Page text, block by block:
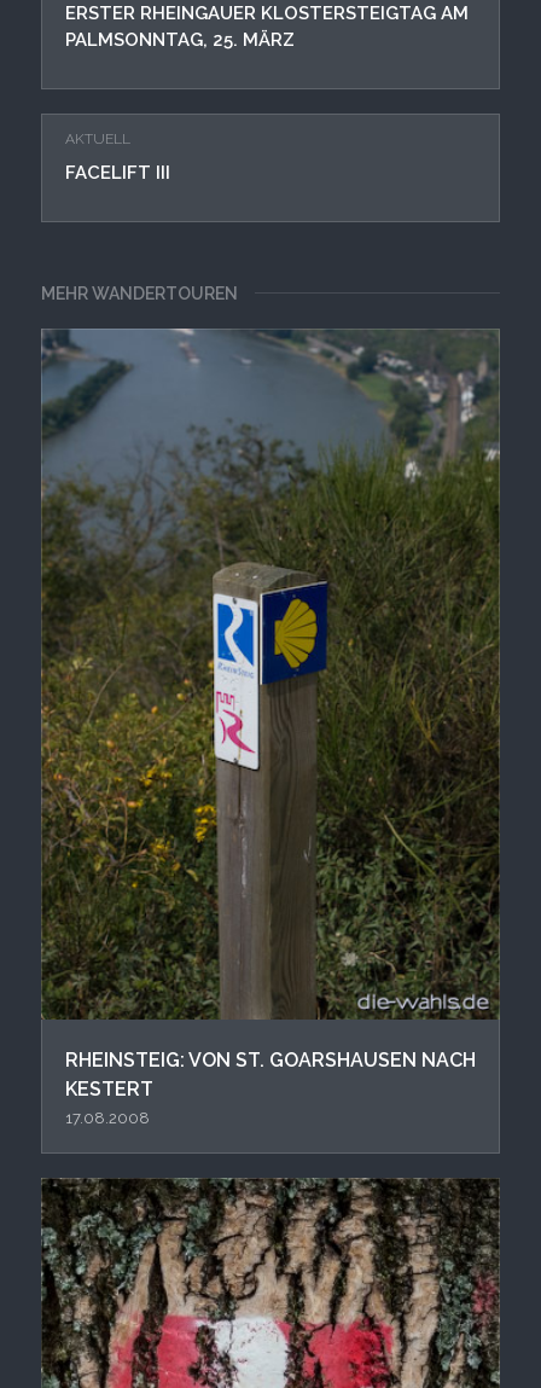
ERSTER RHEINGAUER KLOSTERSTEIGTAG AM
PALMSONNTAG, 25. MÄRZ
AKTUELL
FACELIFT III
MEHR WANDERTOUREN
RHEINSTEIG: VON ST. GOARSHAUSEN NACH
KESTERT
17.08.2008